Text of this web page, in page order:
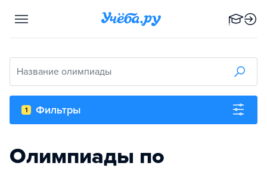
Название олимпиады
1 Фильтры
Олимпиады по